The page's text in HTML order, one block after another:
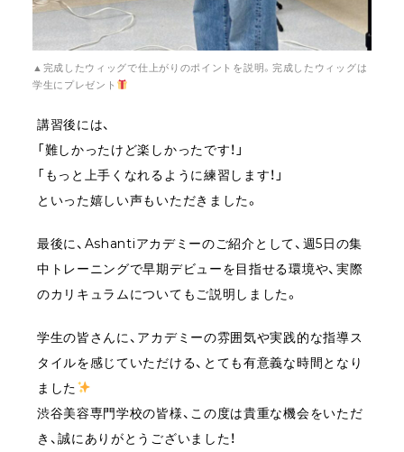
▲完成したウィッグで仕上がりのポイントを説明。完成したウィッグは
学生にプレゼント
講習後には、
「難しかったけど楽しかったです！」
「もっと上手くなれるように練習します！」
といった嬉しい声もいただきました。
最後に、Ashantiアカデミーのご紹介として、週5日の集
中トレーニングで早期デビューを目指せる環境や、実際
のカリキュラムについてもご説明しました。
学生の皆さんに、アカデミーの雰囲気や実践的な指導ス
タイルを感じていただける、とても有意義な時間となり
ました
渋谷美容専門学校の皆様、この度は貴重な機会をいただ
き、誠にありがとうございました！